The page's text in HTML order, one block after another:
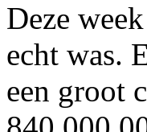
Deze
echt was.
een groot